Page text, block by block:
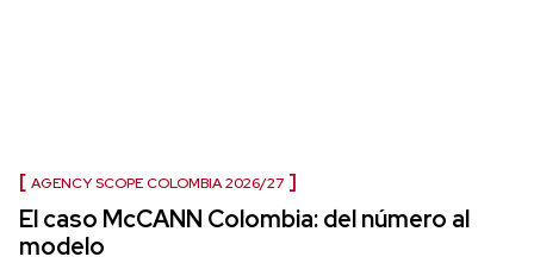
AGENCY SCOPE COLOMBIA 2026/27
El caso McCANN Colombia: del número al
modelo